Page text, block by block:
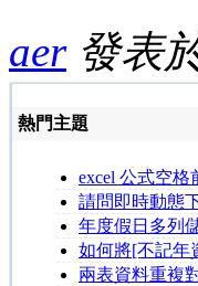
aer發表
熱門主題
excel 公式空格
空格後的總和
請問即時動態
作？年度假日多列
改變如何將[不記年
兩表資料重複